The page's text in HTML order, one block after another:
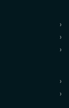
›
›
›
›
›